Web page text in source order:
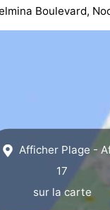
Boulevard,
Afficher Plage -
17
sur la carte